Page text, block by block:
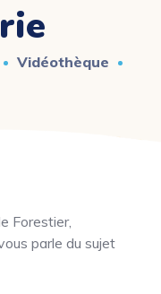
Vidéothèque
Forestier,
parle du sujet